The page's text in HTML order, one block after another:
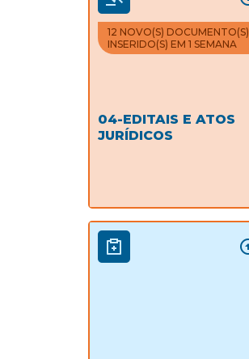
12 NOVO(S) DOCUMENTO(S)
INSERIDO(S) EM 1 SEMANA
04-EDITAIS E ATOS
JURÍDICOS